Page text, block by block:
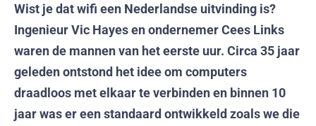
Wist je dat wifi een Nederlandse uitvinding is?
Ingenieur Vic Hayes en ondernemer Cees Links
waren de mannen van het eerste uur. Circa 35 jaar
geleden ontstond het idee om computers
draadloos met elkaar te verbinden en binnen 10
jaar was er een standaard ontwikkeld zoals we die